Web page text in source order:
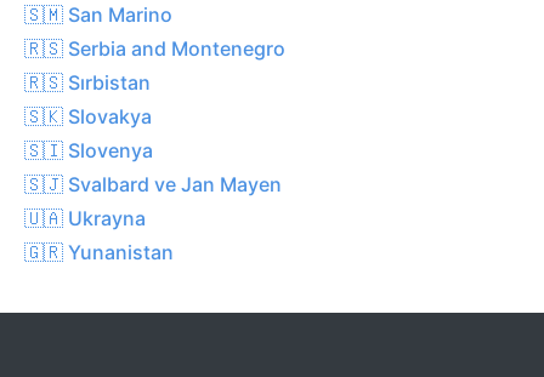
🇸🇲 San Marino
🇷🇸 Serbia and Montenegro
🇷🇸 Sırbistan
🇸🇰 Slovakya
🇸🇮 Slovenya
🇸🇯 Svalbard ve Jan Mayen
🇺🇦 Ukrayna
🇬🇷 Yunanistan